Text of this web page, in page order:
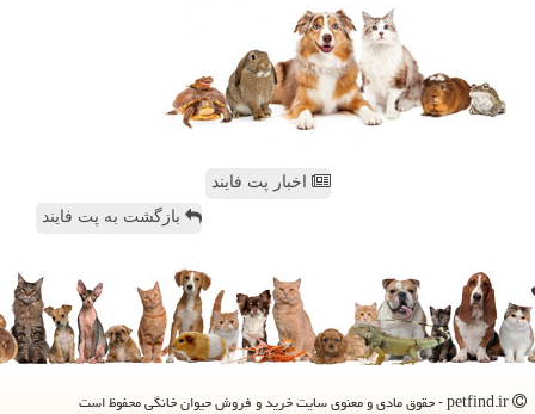
اخبار پت فایند
بازگشت به پت فایند